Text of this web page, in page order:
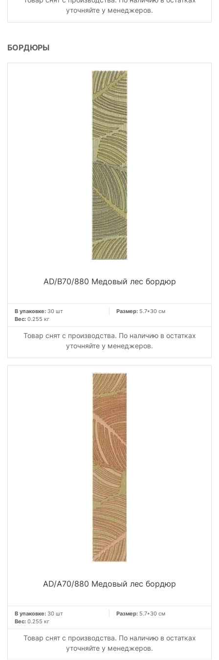
уточняйте у менеджеров.
БОРДЮРЫ
AD/B70/880 Медовый лес бордюр
В упаковке: 30 шт Размер: 5.7*30 см
Вес: 0.255 кг
Товар снят с производства. По наличию в остатках
уточняйте у менеджеров.
AD/A70/880 Медовый лес бордюр
В упаковке: 30 шт Размер: 5.7*30 см
Вес: 0.255 кг
Товар снят с производства. По наличию в остатках
уточняйте у менеджеров.